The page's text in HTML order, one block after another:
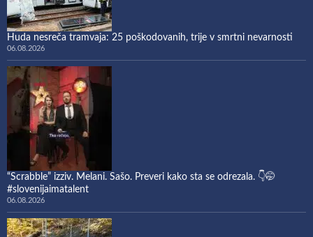
Huda nesreča tramvaja: 25 poškodovanih, trije v smrtni nevarnosti
06.08.2026
“Scrabble” izziv. Melani. Sašo. Preveri kako sta se odrezala. 👇🤭
#slovenijaimatalent
06.08.2026